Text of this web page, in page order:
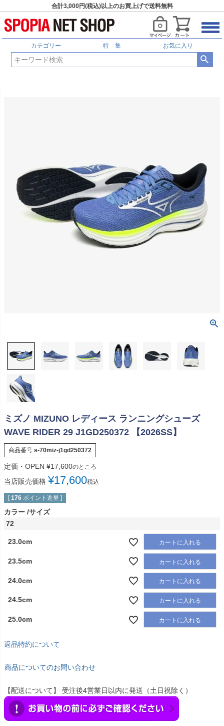
合計3,000円(税込)以上のお買上げで送料無料
カテゴリー 特 集 お気に入り
ミズノ MIZUNO レディース ランニングシューズ
WAVE RIDER 29 J1GD250372 【2026SS】
商品番号 s-70miz-j1gd250372
定価・OPEN ¥17,600のところ
当店販売価格 ¥17,600税込
[ 176 ポイント進呈 ]
カラー サイズ
72
23.0cm カートに入れる
23.5cm カートに入れる
24.0cm カートに入れる
24.5cm カートに入れる
25.0cm カートに入れる
返品特約について
商品についてのお問い合わせ
【配送について】 受注後4営業日以内に発送（土日祝除く）